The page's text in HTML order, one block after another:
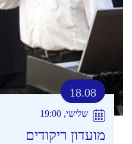
18.08
שלישי, 19:00
מועדון ריקודים